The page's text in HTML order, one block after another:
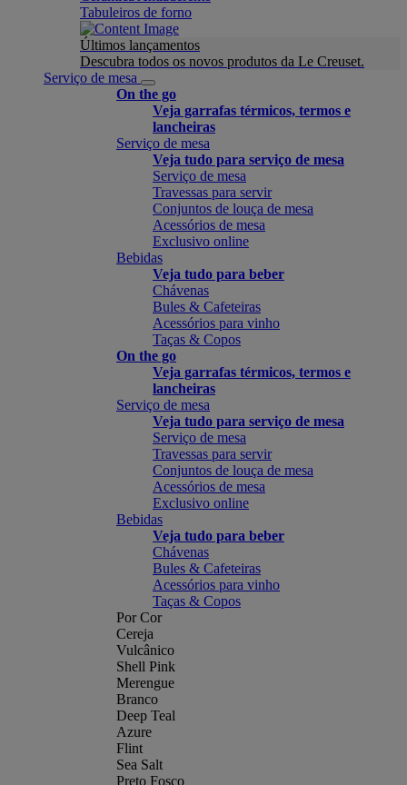
Tabuleiros de forno
Últimos lançamentos
Descubra todos os novos produtos da Le Creuset.
Serviço de mesa
On the go
Veja garrafas térmicos, termos e
lancheiras
Serviço de mesa
Veja tudo para serviço de mesa
Serviço de mesa
Travessas para servir
Conjuntos de louça de mesa
Acessórios de mesa
Exclusivo online
Bebidas
Veja tudo para beber
Chávenas
Bules & Cafeteiras
Acessórios para vinho
Taças & Copos
On the go
Veja garrafas térmicos, termos e
lancheiras
Serviço de mesa
Veja tudo para serviço de mesa
Serviço de mesa
Travessas para servir
Conjuntos de louça de mesa
Acessórios de mesa
Exclusivo online
Bebidas
Veja tudo para beber
Chávenas
Bules & Cafeteiras
Acessórios para vinho
Taças & Copos
Por Cor
Cereja
Vulcânico
Shell Pink
Merengue
Branco
Deep Teal
Azure
Flint
Sea Salt
Preto Fosco